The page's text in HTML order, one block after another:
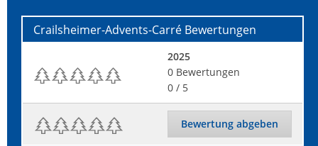
Crailsheimer-Advents-Carré Bewertungen
2025
0 Bewertungen
0 / 5
Bewertung abgeben